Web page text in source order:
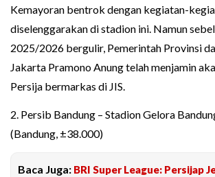
Kemayoran bentrok dengan kegiatan-
diselenggarakan di stadion ini. Namun
2025/2026 bergulir, Pemerintah Provinsi
Jakarta Pramono Anung telah menjamin
Persija bermarkas di JIS.
2. Persib Bandung – Stadion Gelora
(Bandung, ±38.000)
Baca Juga: BRI Super League: Persijap